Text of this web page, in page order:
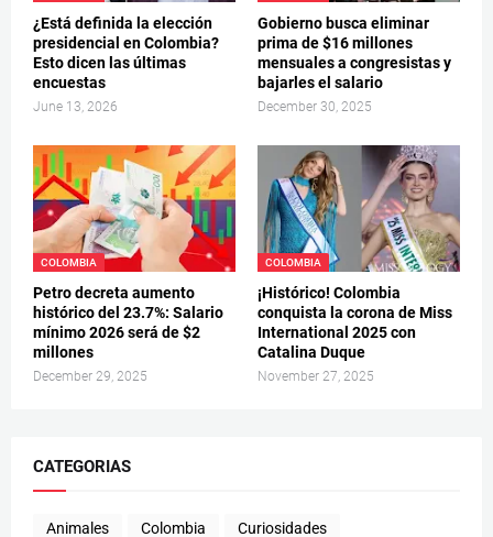
¿Está definida la elección
presidencial en Colombia?
Esto dicen las últimas
encuestas
June 13, 2026
Gobierno busca eliminar
prima de $16 millones
mensuales a congresistas y
bajarles el salario
December 30, 2025
COLOMBIA
Petro decreta aumento
histórico del 23.7%: Salario
mínimo 2026 será de $2
millones
December 29, 2025
COLOMBIA
¡Histórico! Colombia
conquista la corona de Miss
International 2025 con
Catalina Duque
November 27, 2025
CATEGORIAS
Animales Colombia Curiosidades